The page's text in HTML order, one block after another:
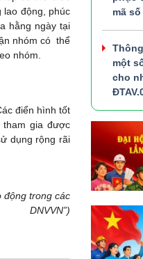
lao động, phúc
hằng ngày tại
nhóm có thể
nhóm.
điển hình tốt
tham gia được
dụng rộng rãi
động trong các
DNVVN”)
mã số
một
cho